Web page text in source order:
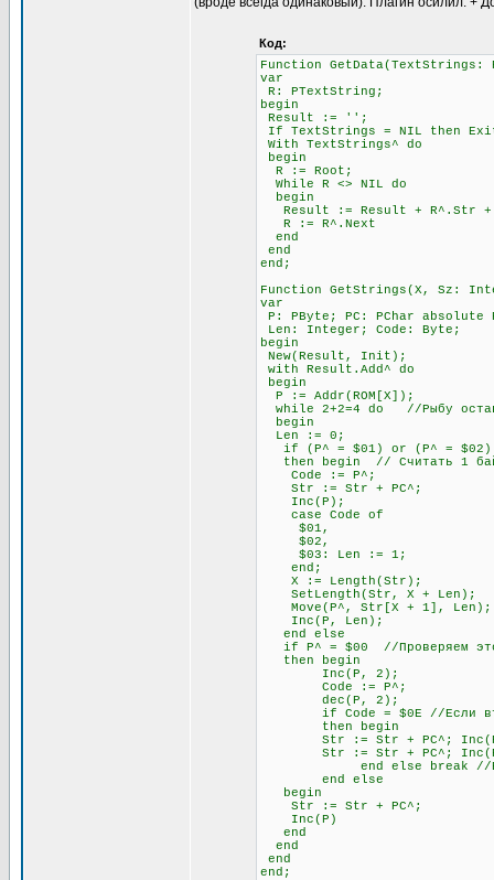
Код:
Function
var
R: PTextString;
begin
Result := '';
If TextStrings = NIL then
With TextStrings^ do
begin
R := Root;
While R <> NIL do
begin
Result := Result + R^.Str +
R := R^.Next
end
end
end;
Function GetStrings(X, Sz:
var
P: PByte; PC: PChar absolute
Len: Integer; Code: Byte;
begin
New(Result, Init);
with Result.Add^ do
begin
P := Addr(ROM[X]);
while 2+2=4 do //Рыбу
begin
Len := 0;
if (P^ = $01) or (P^ = $02)
then begin // Считать 1
Code := P^;
Str := Str + PC^;
Inc(P);
case Code of
$01,
$02,
$03: Len := 1;
end;
X := Length(Str);
SetLength(Str, X + Len);
Move(P^, Str[X + 1], Len);
Inc(P, Len);
end else
if P^ = $00 //Проверяем
then begin
Inc(P, 2);
Code := P^;
dec(P, 2);
if Code = $0E //Если второй
then begin
Str := Str + PC^;
Str := Str + PC^;
end else break //Если
end else
begin
Str := Str + PC^;
Inc(P)
end
end
end
end;